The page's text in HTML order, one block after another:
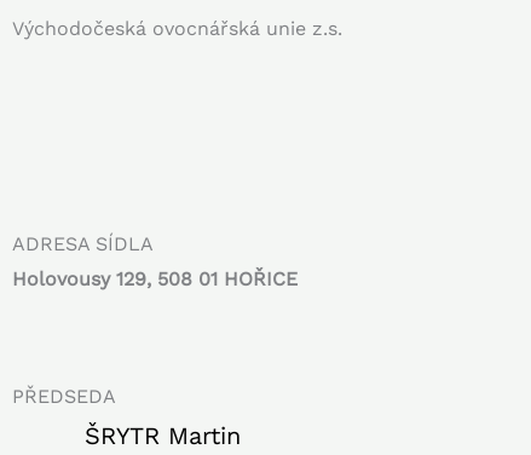
Východočeská ovocnářská unie z.s.
ADRESA SÍDLA
Holovousy 129, 508 01 HOŘICE
PŘEDSEDA
ŠRYTR Martin